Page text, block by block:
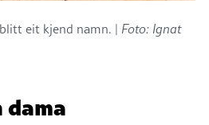
eit kjend namn. | Foto: Ignat
dama